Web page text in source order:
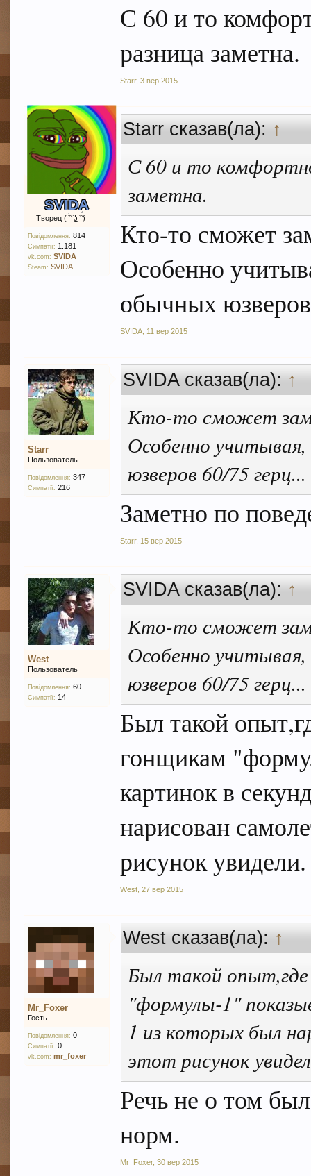
С 60 и то
разница заметна.
Starr,3 вер 2015
SVIDA
Творец ( ͡° ͜ʖ ͡°)
Повідомлення: 814
Симпатії: 1.181
vk.com: SVIDA
Steam: SVIDA
Starr сказав(ла):↑
С 60 и то
заметна.
Кто-то сможет
Особенно
обычных
SVIDA 11 вер 2015
Starr
Пользователь
Повідомлення: 347
Симпатії: 216
SVIDA сказав(ла):↑
Кто-то сможет
Особенно
юзверов 60/75 герц...
Заметно по
Starr, 15 вер 2015
West
Пользователь
Повідомлення: 60
Симпатії: 14
SVIDA сказав(ла):↑
Кто-то сможет
Особенно
юзверов 60/75 герц...
Был такой
гонщикам
картинок в
нарисован
рисунок увидели.
West ,27 вер 2015
Mr_Foxer
Гость
Повідомлення: 0
Симпатії: 0
vk.com: mr_foxer
West сказав(ла):↑
Был такой
"формулы-1"
1 из которых был
этот рисунок
Речь не о том
норм.
Mr_Foxer,30 вер 2015